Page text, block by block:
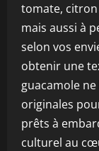
tomate, citron
mais aussi à
selon vos
obtenir une
guacamole
originales
prêts à
culturel au